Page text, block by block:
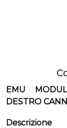
EMU
DESTRO
Descrizione